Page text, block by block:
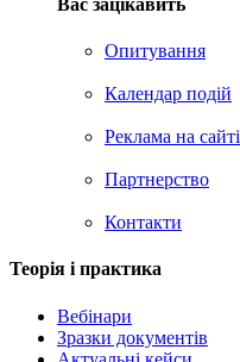
Вас зацікавить
Опитування
Календар подій
Реклама на сайтi
Партнерство
Контакти
Теорія i практика
Вебінари
Зразки документів